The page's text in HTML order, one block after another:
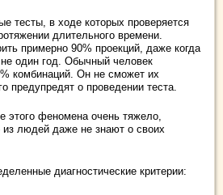
тесты, в ходе которых проверяется
длительного времени.
примерно 90% проекций, даже когда
один год. Обычный человек
комбинаций. Он не сможет их
предупредят о проведении теста.
этого феномена очень тяжело,
из людей даже не знают о своих
диагностические критерии: